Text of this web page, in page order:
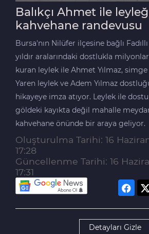
Balıkçı Ahmet ile
kahvehane randevusu
Bursa'nın Nilüfer ilçesine bağlı
yıldır aralarındaki dostlukla
kuran leylek ile Ahmet Yılmaz,
Yaren leylek ve Adem Yılmaz
hikayeye imza atıyor. Leylek ile
göldeki kayıkta değil mahalle
kahvehane önünde bir araya geliyor.
Oluşturulma Tarihi: 16
17:28
Güncellenme Tarihi: 16
17:31
Detayları Gizle